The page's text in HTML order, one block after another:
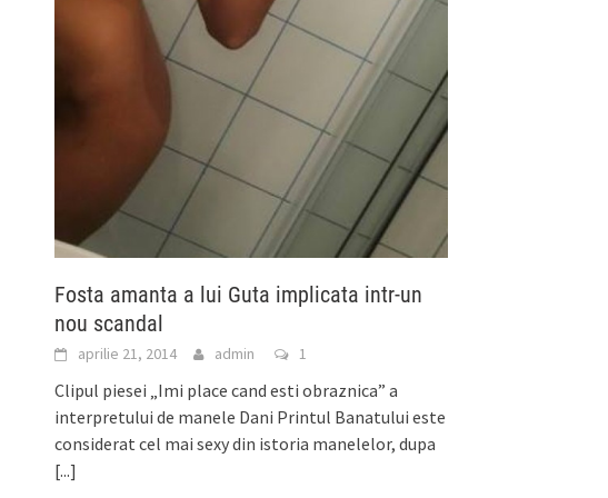
Fosta amanta a lui Guta implicata intr-un
nou scandal
aprilie 21, 2014 admin 1
Clipul piesei „Imi place cand esti obraznica” a
interpretului de manele Dani Printul Banatului este
considerat cel mai sexy din istoria manelelor, dupa
[...]